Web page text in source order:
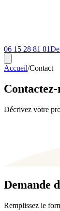
06 15 28 81 81
Accueil/Contact
Décrivez votre
Demande
Remplissez le